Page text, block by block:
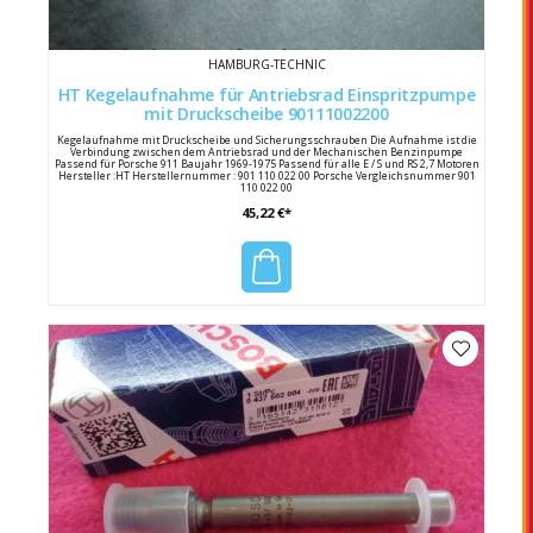
HAMBURG-TECHNIC
HT Kegelaufnahme für Antriebsrad Einspritzpumpe
mit Druckscheibe 90111002200
Kegelaufnahme mit Druckscheibe und Sicherungsschrauben Die Aufnahme ist die
Verbindung zwischen dem Antriebsrad und der Mechanischen Benzinpumpe
Passend für Porsche 911 Baujahr 1969-1975 Passend für alle E / S und RS 2,7 Motoren
Hersteller :HT Herstellernummer : 901 110 022 00 Porsche Vergleichsnummer 901
110 022 00
45,22 €*